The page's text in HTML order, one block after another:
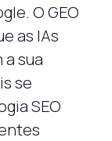
O GEO
as IAs
sua
se
SEO